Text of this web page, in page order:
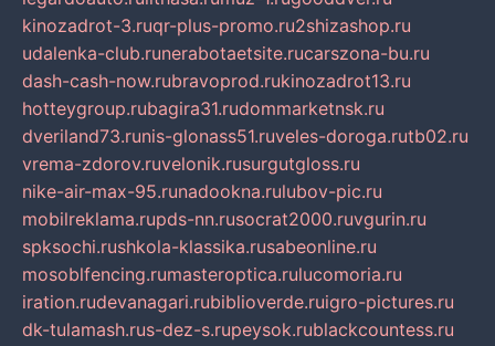
kinozadrot-3.ruqr-plus-promo.ru2shizashop.ru
udalenka-club.runerabotaetsite.rucarszona-bu.ru
dash-cash-now.rubravoprod.rukinozadrot13.ru
hotteygroup.rubagira31.rudommarketnsk.ru
dveriland73.runis-glonass51.ruveles-doroga.rutb02.ru
vrema-zdorov.ruvelonik.rusurgutgloss.ru
nike-air-max-95.runadookna.rulubov-pic.ru
mobilreklama.rupds-nn.rusocrat2000.ruvgurin.ru
spksochi.rushkola-klassika.rusabeonline.ru
mosoblfencing.rumasteroptica.rulucomoria.ru
iration.rudevanagari.rubiblioverde.ruigro-pictures.ru
dk-tulamash.rus-dez-s.rupeysok.rublackcountess.ru